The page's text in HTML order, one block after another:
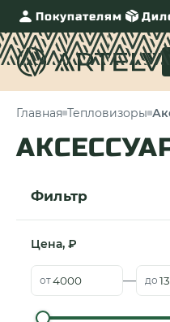
Покупателям
Главная Тепловизоры
Фильтр
Цена, ₽
от — до